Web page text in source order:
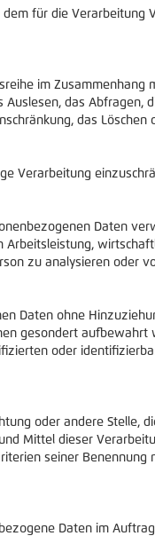
für die Verarbeitung
im Zusammenhang
das Abfragen,
das Löschen
Verarbeitung
Daten
zu analysieren oder
Daten ohne
gesondert aufbewahrt
oder
oder andere Stelle,
Mittel dieser
seiner Benennung
Daten im